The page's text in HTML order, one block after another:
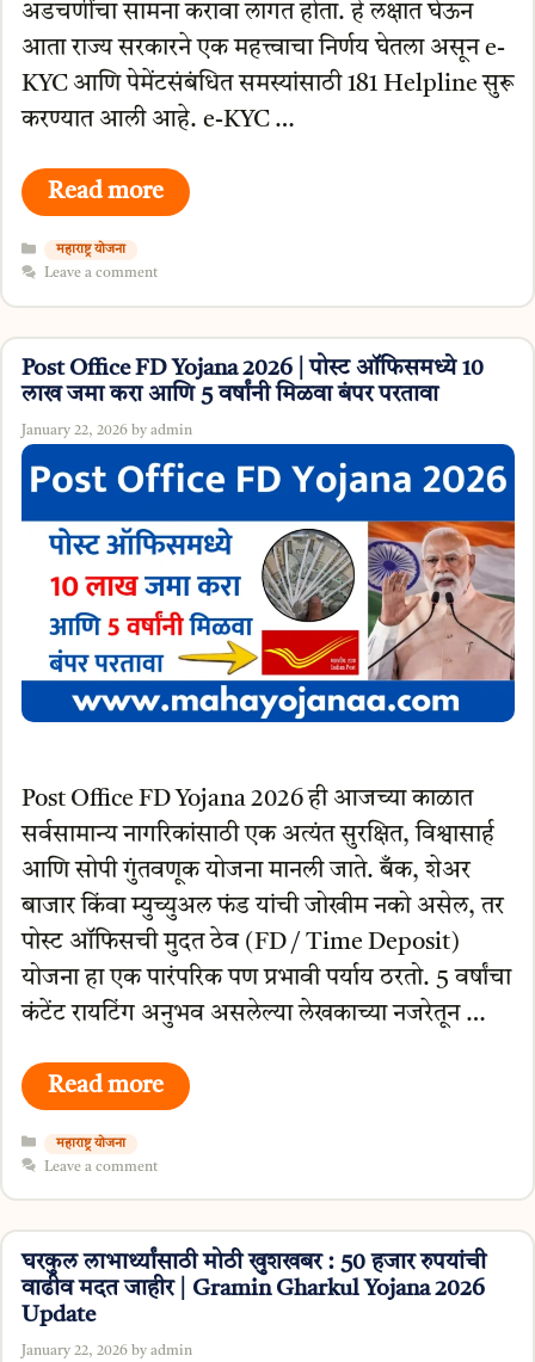
अडचणींचा सामना करावा लागत होता. हे लक्षात घेऊन
आता राज्य सरकारने एक महत्त्वाचा निर्णय घेतला असून e-
KYC आणि पेमेंटसंबंधित समस्यांसाठी 181 Helpline सुरू
करण्यात आली आहे. e-KYC …
Read more
Categories
महाराष्ट्र योजना
Leave a comment
Post Office FD Yojana 2026 | पोस्ट ऑफिसमध्ये 10
लाख जमा करा आणि 5 वर्षांनी मिळवा बंपर परतावा
January 22, 2026 by admin
Post Office FD Yojana 2026 ही आजच्या काळात
सर्वसामान्य नागरिकांसाठी एक अत्यंत सुरक्षित, विश्वासार्ह
आणि सोपी गुंतवणूक योजना मानली जाते. बँक, शेअर
बाजार किंवा म्युच्युअल फंड यांची जोखीम नको असेल, तर
पोस्ट ऑफिसची मुदत ठेव (FD / Time Deposit)
योजना हा एक पारंपरिक पण प्रभावी पर्याय ठरतो. 5 वर्षांचा
कंटेंट रायटिंग अनुभव असलेल्या लेखकाच्या नजरेतून …
Read more
Categories
महाराष्ट्र योजना
Leave a comment
घरकुल लाभार्थ्यांसाठी मोठी खुशखबर : 50 हजार रुपयांची
वाढीव मदत जाहीर | Gramin Gharkul Yojana 2026
Update
January 22, 2026 by admin